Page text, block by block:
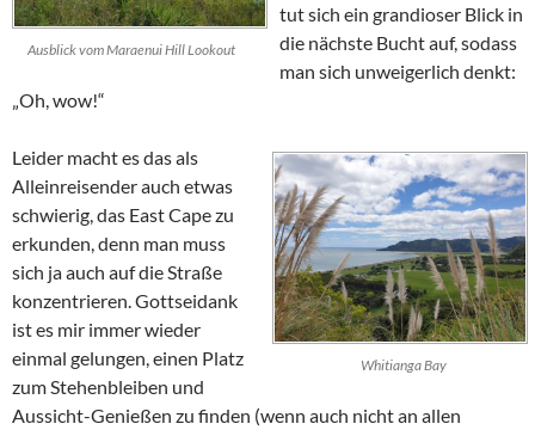
Ausblick vom Maraenui Hill Lookout
tut sich ein grandioser Blick in
die nächste Bucht auf, sodass
man sich unweigerlich denkt:
Oh, wow!
Whitianga Bay
Leider macht es das als
Alleinreisender auch etwas
schwierig, das East Capezu
erkunden, denn man muss
sich ja auch auf die Straße
konzentrieren. Gottseidank
ist es mir immer wieder
einmal gelungen, einen Platz
zum Stehenbleiben und
Aussicht-Genießen zu finden (wenn auch nicht an allen